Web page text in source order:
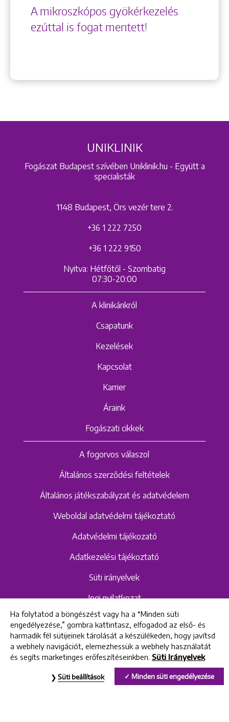
A mikroszkópos gyökérkezelés
ezúttal is fogat mentett!
UNIKLINIK
Fogászat Budapest szívében Uniklinik.hu - Együtt a
specialisták
1148 Budapest, Örs vezér tere 2.
+36 1 222 7250
+36 1 222 9150
Nyitva: Hétfőtől - Szombatig
07:30-20:00
A klinikánkról
Csapatunk
Kezelések
Kapcsolat
Karrier
Áraink
Fogászati cikkek
A fogorvos válaszol
Általános szerződési feltételek
Általános játékszabályzat és adatvédelem
Weboldal adatvédelmi tájékoztató
Adatvédelmi tájékozató
Adatkezelési tájékoztató
Süti irányelvek
Jogi nyilatkozat
Hangrögzítéshez kapcsolódó adatvédelmi
szabályzat és tájékoztató
Uniklinik Fogászati és Implantációs Központ
Ha folytatod a böngészést vagy ha a “Minden süti
engedélyezése,” gombra kattintasz, elfogadod az első- és
harmadik fél sütijeinek tárolását a készülékeden, hogy javítsd
a webhely navigációt, elemezhessük a webhely használatát
és segíts marketinges erőfeszítéseinkben. Süti Irányelvek
Minden süti engedélyezése
Süti beállítások